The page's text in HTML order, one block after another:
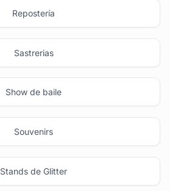
Repostería
Sastrerias
Show de baile
Souvenirs
Stands de Glitter